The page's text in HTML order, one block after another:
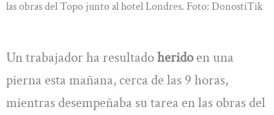
las obras del Topo junto al hotel Londres. Foto: DonostiTik
Un trabajador ha resultadoheridoen una
pierna esta mañana, cerca de las 9 horas,
mientras desempeñaba su tarea en las obras del